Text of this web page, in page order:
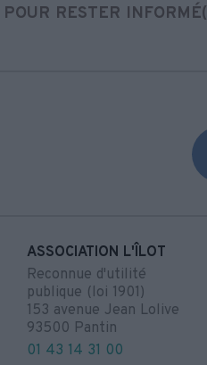
RESTER
ASSOCIATION L'ÎLOT
Reconnue d'utilité
publique (loi 1901)
153 avenue Jean Lolive
93500 Pantin
01 43 14 31 00